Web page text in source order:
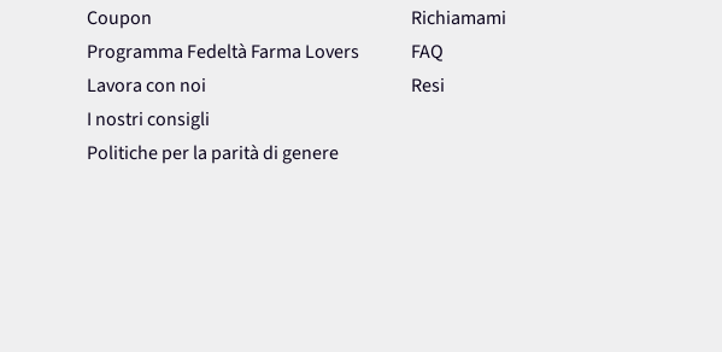
Coupon
Programma Fedeltà Farma Lovers
Lavora con noi
I nostri consigli
Politiche per la parità di genere
Richiamami
FAQ
Resi